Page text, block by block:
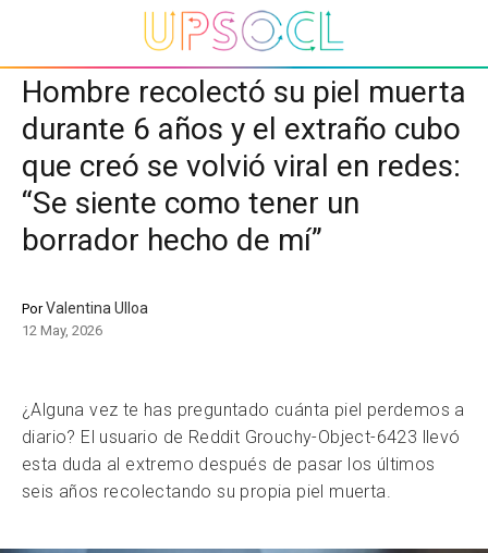
Hombre recolectó su piel muerta
durante 6 años y el extraño cubo
que creó se volvió viral en redes:
“Se siente como tener un
borrador hecho de mí”
PorValentina Ulloa
12 May, 2026
¿Alguna vez te has preguntado cuánta piel perdemos a
diario? El usuario de Reddit Grouchy-Object-6423 llevó
esta duda al extremo después de pasar los últimos
seis años recolectando su propia piel muerta.